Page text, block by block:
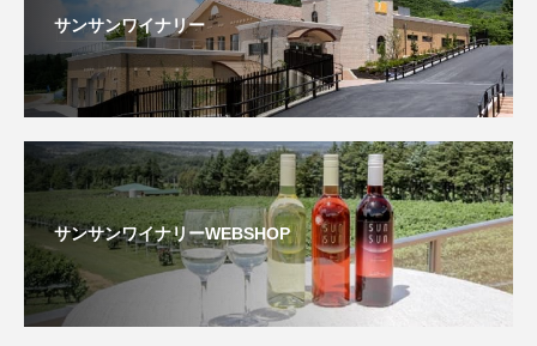
サンサンワイナリー
サンサンワイナリーWEBSHOP